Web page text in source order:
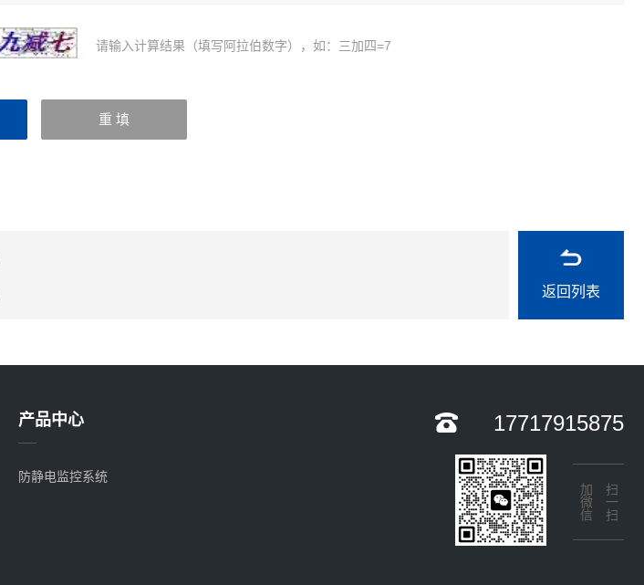
请输入计算结果（填写阿拉伯数字），如：三加四=7
返回列表
产品中心
防静电监控系统
17717915875
扫一扫
加微信